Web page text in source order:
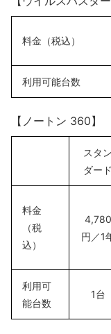
料金（税込）
利用可能台数
【ノートン 360】
スタン
ダード
料金
（税
込）
4,780
円／1
利用可
能台数
1台